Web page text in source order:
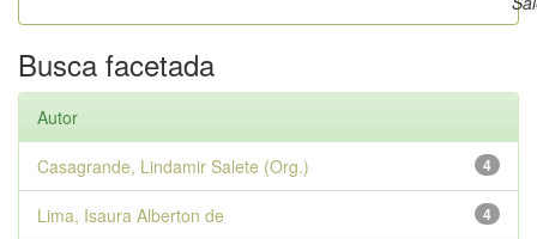
Busca facetada
Autor
4
Casagrande, Lindamir Salete (Org.)
4
Lima, Isaura Alberton de